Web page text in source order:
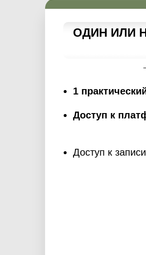
ОДИН ИЛИ
1
Доступ к
Доступ к